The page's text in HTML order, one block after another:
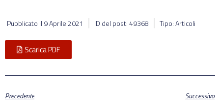
Pubblicato il 9 Aprile 2021 ID del post: 49368 Tipo: Articoli
Scarica PDF
Precedente Successivo